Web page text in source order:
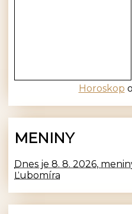
Horoskop
MENINY
Dnes je 8. 8. 2026,
Ľubomíra